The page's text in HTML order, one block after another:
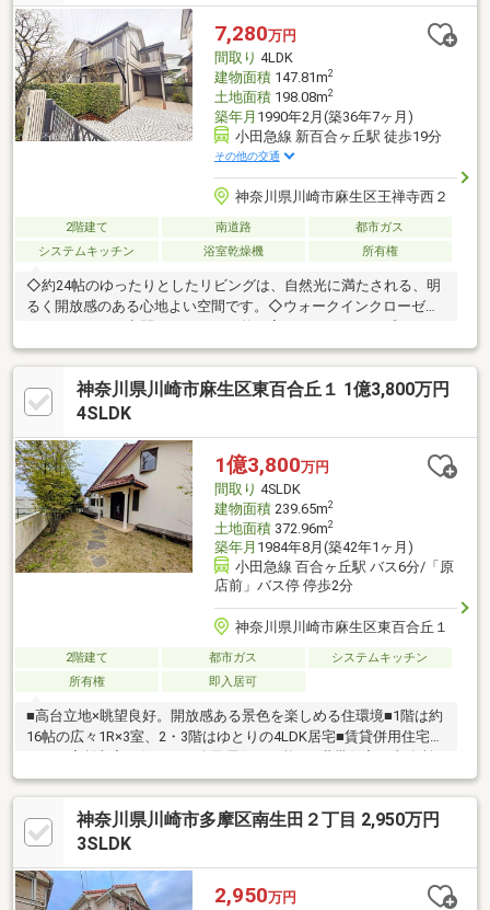
7,280万円
間取り 4LDK
建物面積147.81m2
土地面積198.08m2
築年月 1990年2月(築36年7ヶ月)
小田急線 新百合ヶ丘駅 徒歩19分
その他の交通
神奈川県川崎市麻生区王禅寺西２
2階建て 南道路
都市ガス
システムキッチン
浴室乾燥機 所有権
◇約24帖のゆったりとしたリビングは、自然光に満たされる、明
るく開放感のある心地よい空間です。◇ウォークインクローゼッ
ートルームです。◇敷地内に駐車スペースがあり、マイカーをお
持ちの方も安心してお住まいいただけます。実際に現地をご内見
いただき、当物件の魅力を感じていただけますと幸いです。ぜひ
お気軽にご相談ください。
神奈川県川崎市麻生区東百合丘１ 1億3,800万円
4SLDK
1億3,800万円
間取り 4SLDK
建物面積239.65m2
土地面積372.96m2
築年月 1984年8月(築42年1ヶ月)
小田急線 百合ヶ丘駅 バス6分/「原
店前」バス停 停歩2分
神奈川県川崎市麻生区東百合丘１
2階建て 都市ガス
システムキッチン
所有権
即入居可
■高台立地×眺望良好。開放感ある景色を楽しめる住環境■1階は約
16帖の広々1R×3室、2・3階はゆとりの4LDK居宅■賃貸併用住宅と
兼住居・趣味部屋等、柔軟な活用が可能■土地100坪超、陽当り良
好の閑静な住宅街※建物東側に未登記建物、３階部分に増築部分
（確認申請未了）がございますため、詳細は担当までお問い合わ
せください。
神奈川県川崎市多摩区南生田２丁目 2,950万円
3SLDK
2,950万円